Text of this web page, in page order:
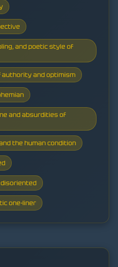
and poetic style of
authority and optimism
and absurdities of
the human condition
one-liner